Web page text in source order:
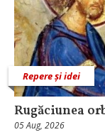
Repere și idei
Rugăciunea
05 Aug, 2026